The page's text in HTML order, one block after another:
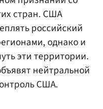
стран. США
российский
однако и
эти территории.
нейтральной
США.